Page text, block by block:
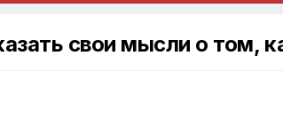
свои мысли о том,